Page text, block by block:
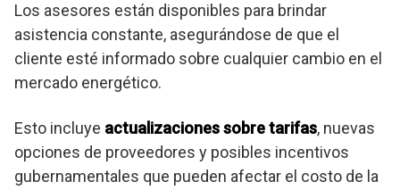
Los asesores están disponibles para brindar
asistencia constante, asegurándose de que el
cliente esté informado sobre cualquier cambio en el
mercado energético.
Esto incluye actualizaciones sobre tarifas, nuevas
opciones de proveedores y posibles incentivos
gubernamentales que pueden afectar el costo de la